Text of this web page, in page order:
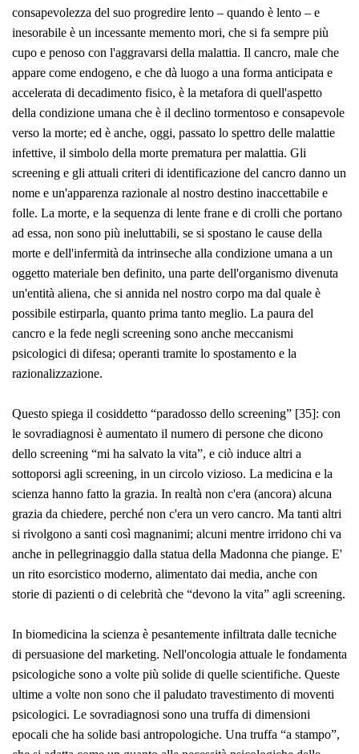
consapevolezza del suo progredire lento – quando è lento – e
inesorabile è un incessante memento mori, che si fa sempre più
cupo e penoso con l'aggravarsi della malattia. Il cancro, male che
appare come endogeno, e che dà luogo a una forma anticipata e
accelerata di decadimento fisico, è la metafora di quell'aspetto
della condizione umana che è il declino tormentoso e consapevole
verso la morte; ed è anche, oggi, passato lo spettro delle malattie
infettive, il simbolo della morte prematura per malattia. Gli
screening e gli attuali criteri di identificazione del cancro danno un
nome e un'apparenza razionale al nostro destino inaccettabile e
folle. La morte, e la sequenza di lente frane e di crolli che portano
ad essa, non sono più ineluttabili, se si spostano le cause della
morte e dell'infermità da intrinseche alla condizione umana a un
oggetto materiale ben definito, una parte dell'organismo divenuta
un'entità aliena, che si annida nel nostro corpo ma dal quale è
possibile estirparla, quanto prima tanto meglio. La paura del
cancro e la fede negli screening sono anche meccanismi
psicologici di difesa; operanti tramite lo spostamento e la
razionalizzazione.
Questo spiega il cosiddetto “paradosso dello screening” [35]: con
le sovradiagnosi è aumentato il numero di persone che dicono
dello screening “mi ha salvato la vita”, e ciò induce altri a
sottoporsi agli screening, in un circolo vizioso. La medicina e la
scienza hanno fatto la grazia. In realtà non c'era (ancora) alcuna
grazia da chiedere, perché non c'era un vero cancro. Ma tanti altri
si rivolgono a santi così magnanimi; alcuni mentre irridono chi va
anche in pellegrinaggio dalla statua della Madonna che piange. E'
un rito esorcistico moderno, alimentato dai media, anche con
storie di pazienti o di celebrità che “devono la vita” agli screening.
In biomedicina la scienza è pesantemente infiltrata dalle tecniche
di persuasione del marketing. Nell'oncologia attuale le fondamenta
psicologiche sono a volte più solide di quelle scientifiche. Queste
ultime a volte non sono che il paludato travestimento di moventi
psicologici. Le sovradiagnosi sono una truffa di dimensioni
epocali che ha solide basi antropologiche. Una truffa “a stampo”,